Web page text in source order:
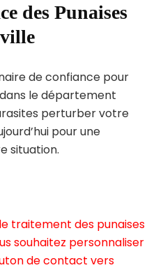
des Punaises
de confiance pour
le département
perturber votre
pour une
situation.
traitement des punaises
souhaitez personnaliser
de contact vers